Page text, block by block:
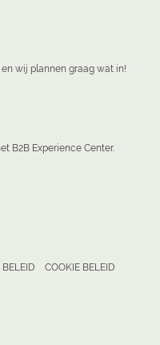
wij plannen graag wat in!
B2B Experience Center.
BELEID COOKIE BELEID